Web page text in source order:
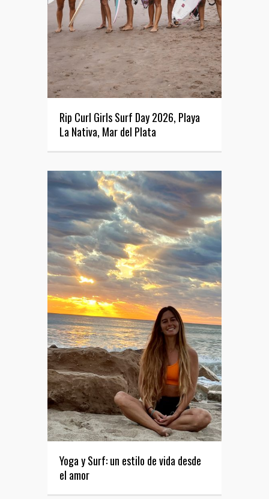
Rip Curl Girls Surf Day 2026, Playa
La Nativa, Mar del Plata
Yoga y Surf: un estilo de vida desde
el amor